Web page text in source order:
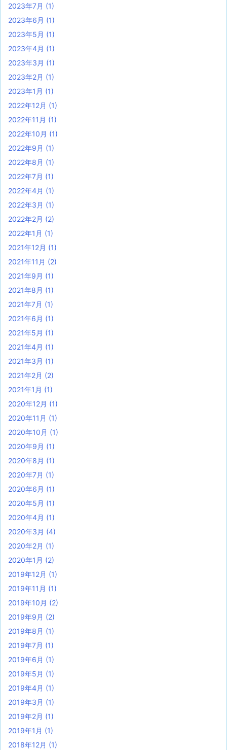
2023年7月 (1)
2023年6月 (1)
2023年5月 (1)
2023年4月 (1)
2023年3月 (1)
2023年2月 (1)
2023年1月 (1)
2022年12月 (1)
2022年11月 (1)
2022年10月 (1)
2022年9月 (1)
2022年8月 (1)
2022年7月 (1)
2022年4月 (1)
2022年3月 (1)
2022年2月 (2)
2022年1月 (1)
2021年12月 (1)
2021年11月 (2)
2021年9月 (1)
2021年8月 (1)
2021年7月 (1)
2021年6月 (1)
2021年5月 (1)
2021年4月 (1)
2021年3月 (1)
2021年2月 (2)
2021年1月 (1)
2020年12月 (1)
2020年11月 (1)
2020年10月 (1)
2020年9月 (1)
2020年8月 (1)
2020年7月 (1)
2020年6月 (1)
2020年5月 (1)
2020年4月 (1)
2020年3月 (4)
2020年2月 (1)
2020年1月 (2)
2019年12月 (1)
2019年11月 (1)
2019年10月 (2)
2019年9月 (2)
2019年8月 (1)
2019年7月 (1)
2019年6月 (1)
2019年5月 (1)
2019年4月 (1)
2019年3月 (1)
2019年2月 (1)
2019年1月 (1)
2018年12月 (1)